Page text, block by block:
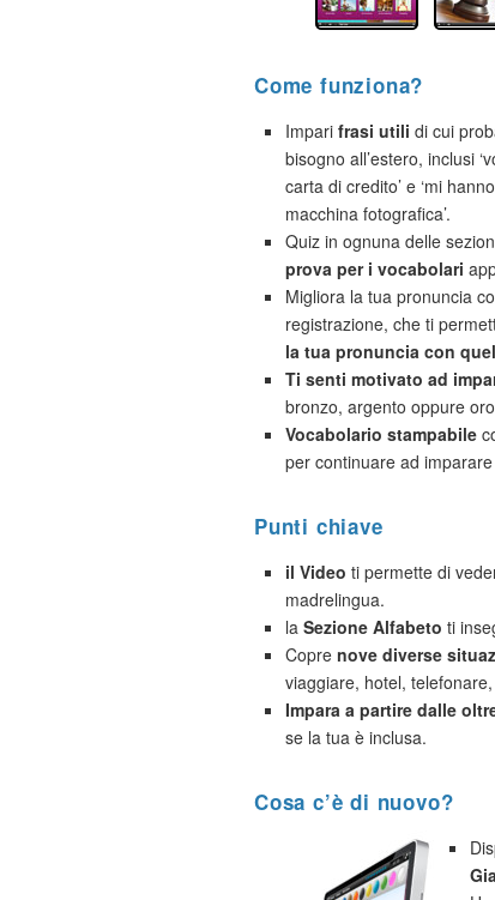
Come funziona?
Impari frasi utili di cui
bisogno all’estero, inclusi
carta di credito’ e ‘mi
macchina fotografica’.
Quiz in ognuna delle
prova per i vocabolari
Migliora la tua pronuncia
registrazione, che ti
la tua pronuncia con
Ti senti motivato ad
bronzo, argento oppure
Vocabolario stampabile
per continuare ad
Punti chiave
il Video ti permette di
madrelingua.
la Sezione Alfabeto ti
Copre nove diverse
viaggiare, hotel,
Impara a partire dalle
se la tua è inclusa.
Cosa c’è di nuovo?